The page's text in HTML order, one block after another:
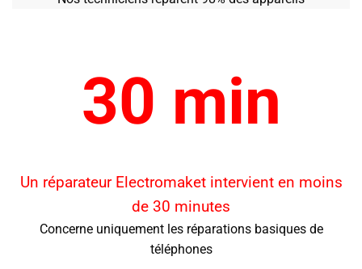
30 min
Un réparateur Electromaket intervient en moins
de 30 minutes
Concerne uniquement les réparations basiques de
téléphones